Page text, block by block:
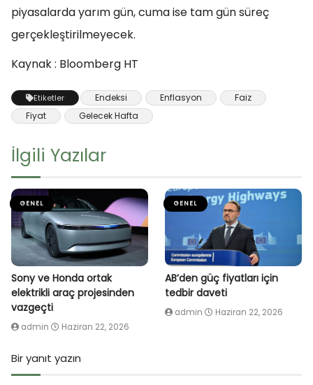
piyasalarda yarım gün, cuma ise tam gün süreç
gerçekleştirilmeyecek.
Kaynak : Bloomberg HT
Etiketler Endeksi Enflasyon
Faiz
Fiyat
Gelecek Hafta
İlgili Yazılar
GENEL
Sony ve Honda ortak
elektrikli araç projesinden
vazgeçti
admin Haziran 22, 2026
GENEL
AB’den güç fiyatları için
tedbir daveti
admin Haziran 22, 2026
Bir yanıt yazın